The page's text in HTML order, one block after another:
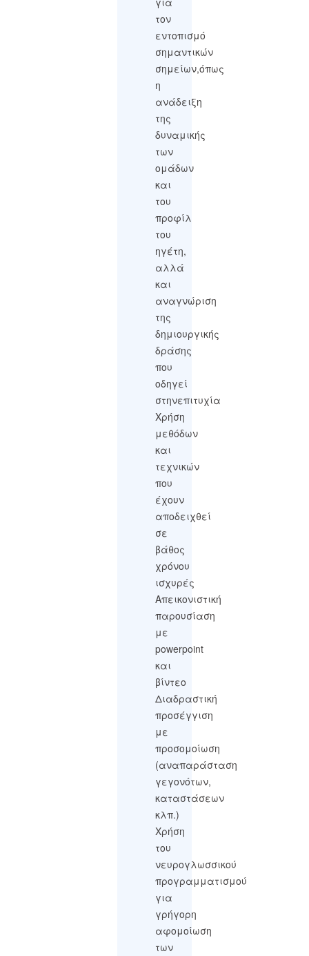
τον
εντοπισμό
σημαντικών
σημείων,όπως
η
ανάδειξη
της
δυναμικής
των
ομάδων
και
του
προφίλ
του
ηγέτη,
αλλά
και
αναγνώριση
της
δημιουργικής
δράσης
που
οδηγεί
στηνεπιτυχία
Χρήση
μεθόδων
και
τεχνικών
που
έχουν
αποδειχθεί
σε
βάθος
χρόνου
ισχυρές
Απεικονιστική
παρουσίαση
με
powerpoint
και
βίντεο
Διαδραστική
προσέγγιση
με
προσομοίωση
(αναπαράσταση
γεγονότων,
καταστάσεων
κλπ.)
Χρήση
του
νευρογλωσσικού
προγραμματισμού
για
γρήγορη
αφομοίωση
των